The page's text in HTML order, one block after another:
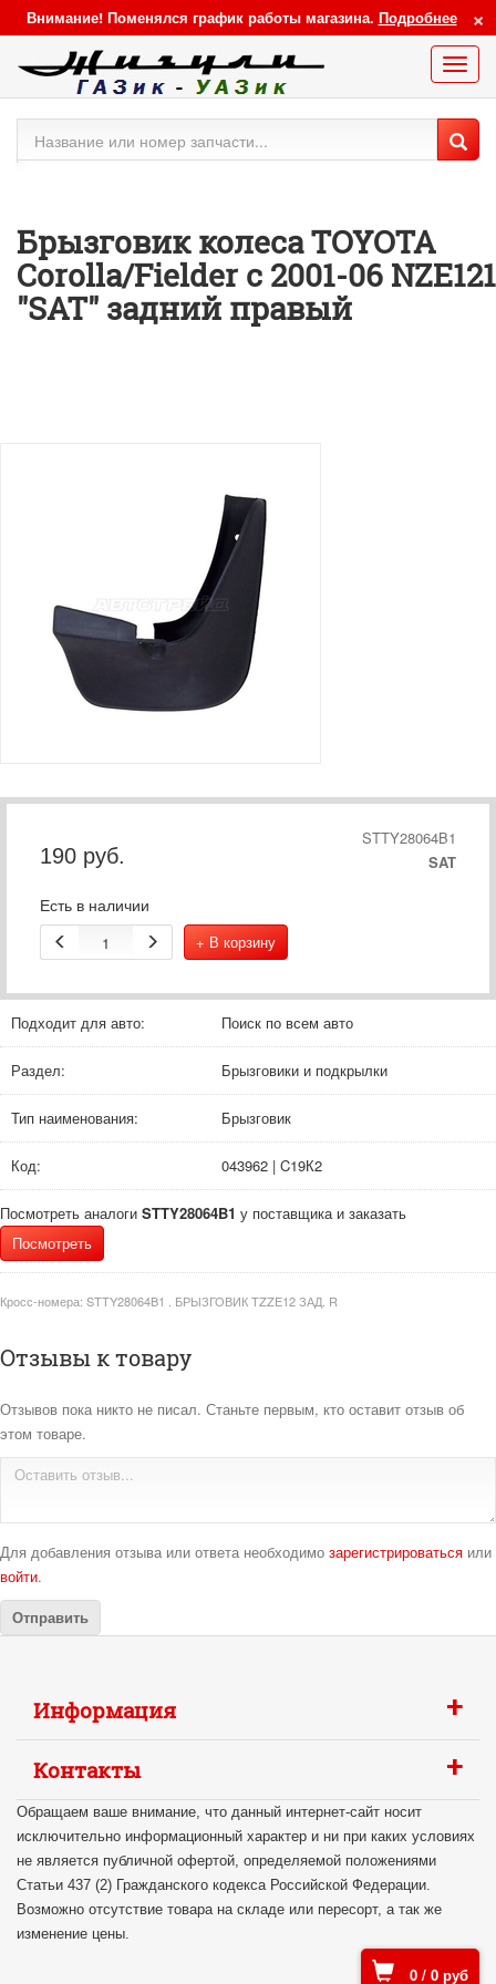
×
Внимание! Поменялся график работы магазина. Подробнее
0 / 0 руб
Меню
Брызговик колеса TOYOTA
Corolla/Fielder с 2001-06 NZE121
"SAT" задний правый
190 руб.
STTY28064B1
SAT
Есть в наличии
+ В корзину
Подходит для авто: Поиск по всем авто
Раздел: Брызговики и подкрылки
Тип наименования: Брызговик
Код: 043962 | C19К2
Посмотреть аналоги STTY28064B1 у поставщика и заказать
Посмотреть
Кросс-номера: STTY28064B1 . БРЫЗГОВИК TZZE12 ЗАД. R
Отзывы к товару
Отзывов пока никто не писал. Станьте первым, кто оставит отзыв об
этом товаре.
Для добавления отзыва или ответа необходимо зарегистрироваться или
войти.
Информация +
Контакты +
Обращаем ваше внимание, что данный интернет-сайт носит
исключительно информационный характер и ни при каких условиях
не является публичной офертой, определяемой положениями
Статьи 437 (2) Гражданского кодекса Российской Федерации.
Возможно отсутствие товара на складе или пересорт, а так же
изменение цены.